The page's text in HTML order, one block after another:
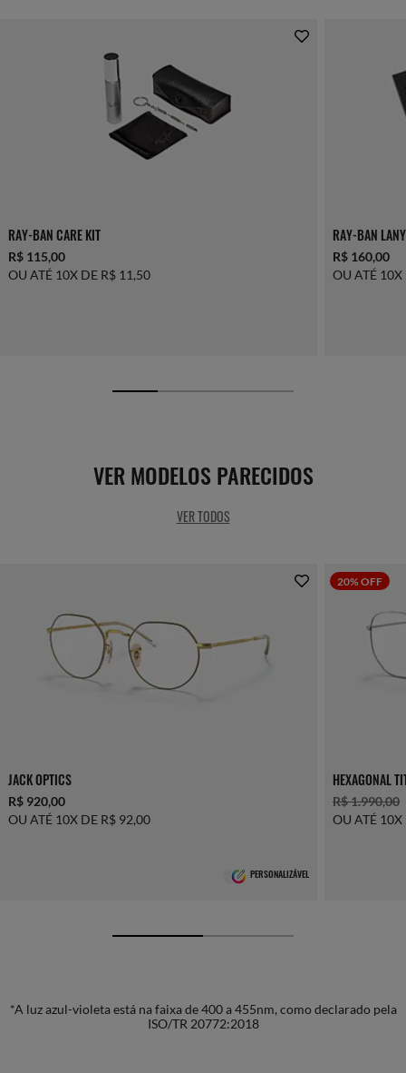
RAY-BAN CARE KIT
R$ 115,00
OU ATÉ 10X DE R$ 11,50
RAY-BAN
R$ 160,00
OU ATÉ
VER MODELOS PARECIDOS
VER TODOS
JACK OPTICS
R$ 920,00
OU ATÉ 10X DE R$ 92,00
PERSONALIZÁVEL
20% OFF
HEXAGONAL
R$ 1.990,00
OU ATÉ
*A luz azul-violeta está na faixa de 400 a 455nm, como declarado pela
ISO/TR 20772:2018